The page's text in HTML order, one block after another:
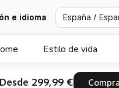
e idioma España /
Estilo de vida
299,99 €